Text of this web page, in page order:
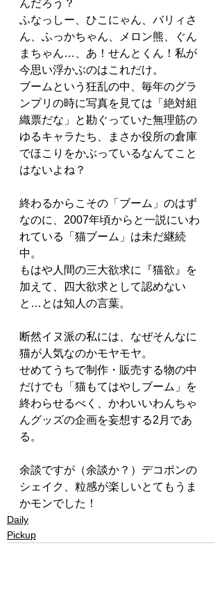
んだろう？
ふなっしー、ひこにゃん、バリィさ
ん、ふっかちゃん、メロン熊、ぐん
まちゃん…、あ！せんとくん！私が
今思い浮かぶのはこれだけ。
ブームという狂乱の中、毎年のグラ
ンプリの時に写真を見ては「絶対組
織票だな」と勘ぐっていた無理筋の
ゆるキャラたち、まさか役所の倉庫
でほこりをかぶっているなんてこと
はないよね？
終わるからこその「ブーム」のはず
なのに、2007年頃からと一説にいわ
れている「猫ブーム」は未だ継続
中。
もはや人間の三大欲求に『猫欲』を
加えて、四大欲求として認めない
と…とは知人の言葉。
断然イヌ派の私には、なぜそんなに
猫が人気なのかモヤモヤ。
せめてうちで制作・販売する物の中
だけでも「猫もてはやしブーム」を
終わらせるべく、かわいいわんちゃ
んグッズの企画を妄想する2月であ
る。
余談ですが（余談か？）デコポンの
シェイク、粒感が楽しいとてもうま
かモンでした！
Daily
Pickup